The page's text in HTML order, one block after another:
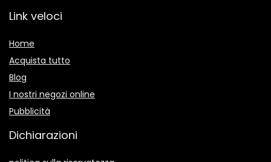
Link veloci
Home
Acquista tutto
Blog
I nostri negozi online
Pubblicità
Dichiarazioni